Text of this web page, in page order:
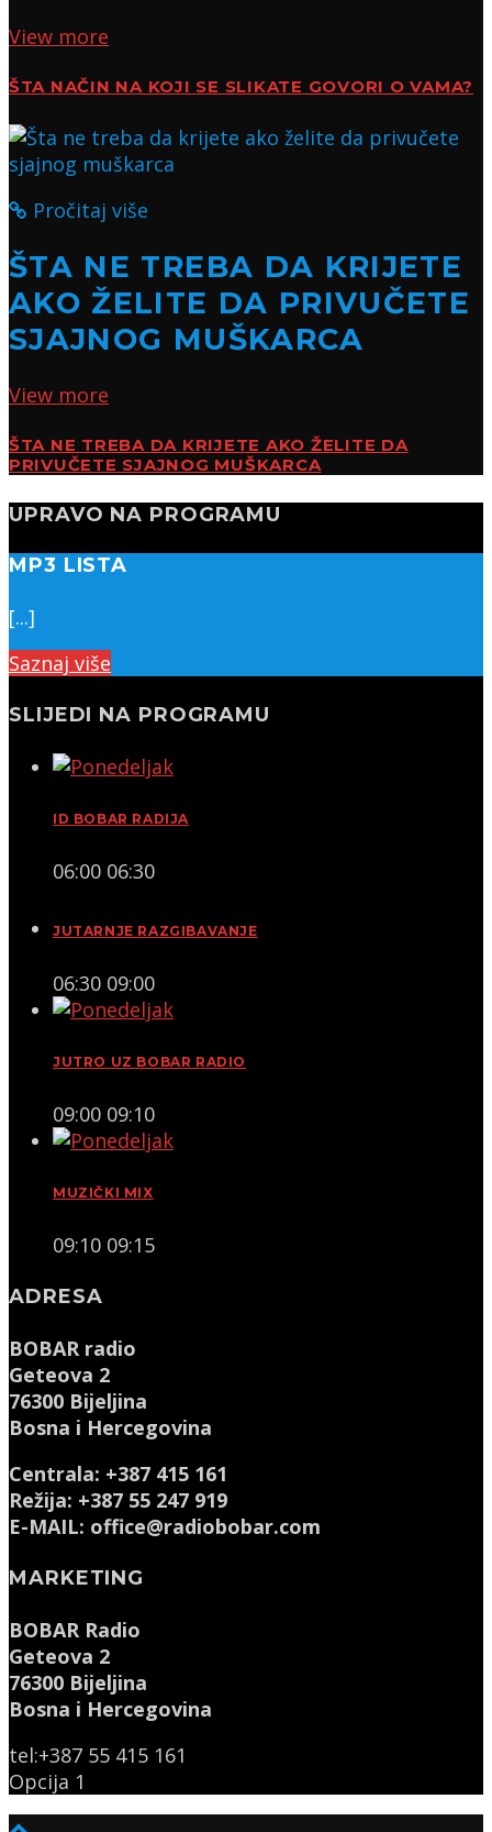
View more
ŠTA NAČIN NA KOJI SE SLIKATE GOVORI O VAMA?
Pročitaj više
ŠTA NE TREBA DA KRIJETE
AKO ŽELITE DA PRIVUČETE
SJAJNOG MUŠKARCA
View more
ŠTA NE TREBA DA KRIJETE AKO ŽELITE DA
PRIVUČETE SJAJNOG MUŠKARCA
UPRAVO NA PROGRAMU
MP3 LISTA
[...]
Saznaj više
SLIJEDI NA PROGRAMU
ID BOBAR RADIJA
06:00 06:30
JUTARNJE RAZGIBAVANJE
06:30 09:00
JUTRO UZ BOBAR RADIO
09:00 09:10
MUZIČKI MIX
09:10 09:15
ADRESA
BOBAR radio
Geteova 2
76300 Bijeljina
Bosna i Hercegovina
Centrala: +387 415 161
Režija: +387 55 247 919
E-MAIL: office@radiobobar.com
MARKETING
BOBAR Radio
Geteova 2
76300 Bijeljina
Bosna i Hercegovina
tel:+387 55 415 161
Opcija 1